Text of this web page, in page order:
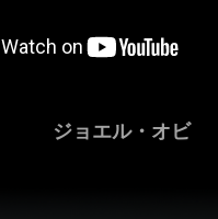
ジョエル・オビ